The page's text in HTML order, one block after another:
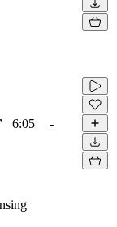
6:05 -